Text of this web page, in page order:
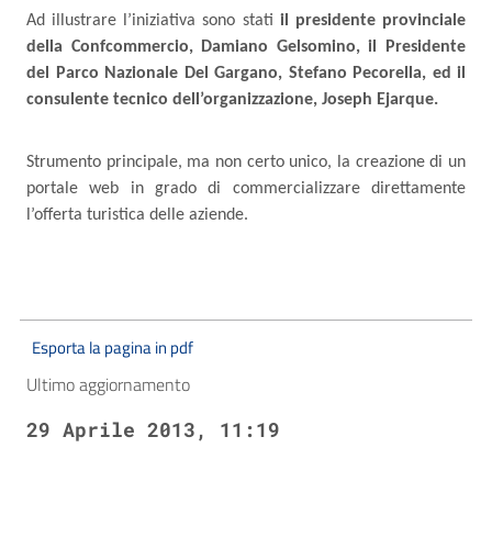
Ad illustrare l’iniziativa sono stati il presidente provinciale
della Confcommercio, Damiano Gelsomino, il Presidente
del Parco Nazionale Del Gargano, Stefano Pecorella, ed il
consulente tecnico dell’organizzazione, Joseph Ejarque.
Strumento principale, ma non certo unico, la creazione di un
portale web in grado di commercializzare direttamente
l’offerta turistica delle aziende.
Esporta la pagina in pdf
Ultimo aggiornamento
29 Aprile 2013, 11:19